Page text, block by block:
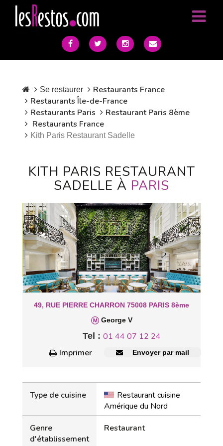
Se restaurer
Restaurants France
Restaurants Île-de-France
Restaurants Paris
Restaurant Paris 8ème
Restaurants France
Kith Paris Restaurant Sadelle
KITH PARIS RESTAURANT
SADELLE À PARIS
49, RUE PIERRE CHARRON 75008 PARIS 8ème
George V
Tel : 01 44 07 12 24
Imprimer
Envoyer par mail
Type de cuisine
Restaurant cuisine
Amérique du Nord
Genre
d'établissement
Restaurant